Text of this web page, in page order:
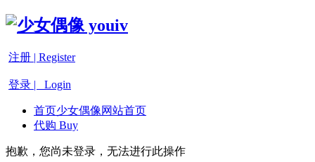
注册 | Register
登录 | Login
首页少女偶像网站首页
代购 Buy
抱歉，您尚未登录，无法进行此操作